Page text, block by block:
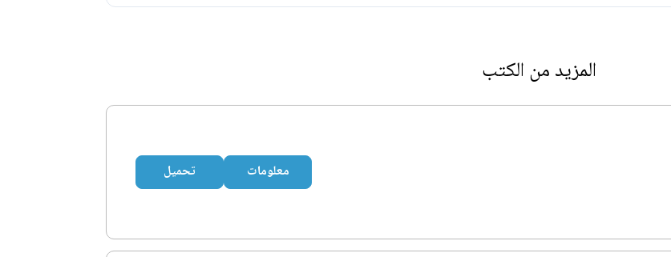
المزيد من الكتب
معلومات تحميل